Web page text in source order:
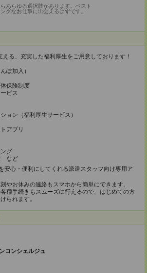
あらゆる選択肢があります。ベスト
グなお仕事に出会えるはずです。
る、充実した福利厚生をご用意しております！
ぽ加入）
保険制度
ビス
ョン（福利厚生サービス）
アプリ
グ
など
安心・便利にしてくれる派遣スタッフ向け専用ア
やお休みの連絡もスマホから簡単にできます。
種手続きもスムーズに行えるので、はじめての方
られます。
コンシェルジュ